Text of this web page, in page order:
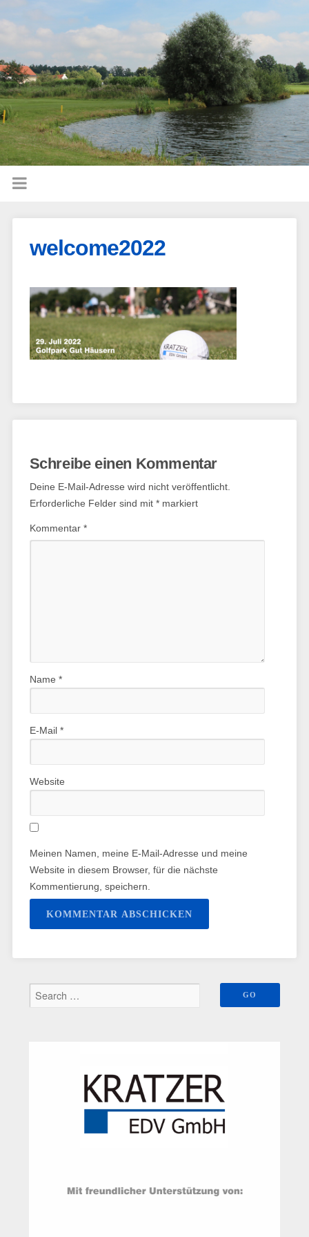
welcome2022
Schreibe einen Kommentar
Deine E-Mail-Adresse wird nicht veröffentlicht.
Erforderliche Felder sind mit *markiert
Kommentar *
Name *
E-Mail *
Website
Meinen Namen, meine E-Mail-Adresse und meine
Website in diesem Browser, für die nächste
Kommentierung, speichern.